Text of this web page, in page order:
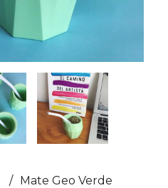
Mate Geo Verde